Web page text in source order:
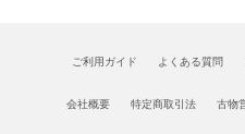
ご利用ガイド よくある質問
会社概要 特定商取引法 古物